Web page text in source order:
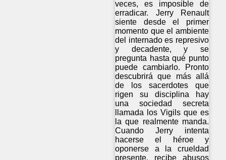
veces, es imposible de
erradicar. Jerry Renault
siente desde el primer
momento que el ambiente
del internado es represivo
y decadente, y se
pregunta hasta qué punto
puede cambiarlo. Pronto
descubrirá que más allá
de los sacerdotes que
rigen su disciplina hay
una sociedad secreta
llamada los Vigils que es
la que realmente manda.
Cuando Jerry intenta
hacerse el héroe y
oponerse a la crueldad
presente, recibe abusos